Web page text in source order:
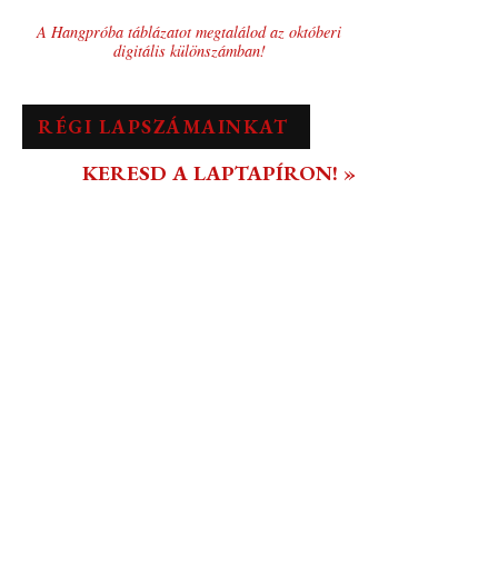
A Hangpróba táblázatot megtalálod az októberi
digitális különszámban!
RÉGI LAPSZÁMAINKAT
KERESD A LAPTAPÍRON! »